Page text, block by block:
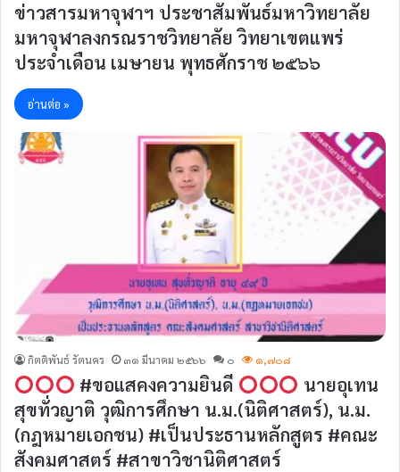
ข่าวสารมหาจุฬาฯ ประชาสัมพันธ์มหาวิทยาลัย
มหาจุฬาลงกรณราชวิทยาลัย วิทยาเขตแพร่
ประจำเดือน เมษายน พุทธศักราช ๒๕๖๖
อ่านต่อ »
กิตติพันธ์ รัตนคร ๓๑ มีนาคม ๒๕๖๖ ๐ ๑,๗๐๘
#ขอแสคงความยินดี
นายอุเทน
สุขทั่วญาติ วุฒิการศึกษา น.ม.(นิติศาสตร์), น.ม.
(กฎหมายเอกชน) #เป็นประธานหลักสูตร #คณะ
สังคมศาสตร์ #สาขาวิชานิติศาสตร์